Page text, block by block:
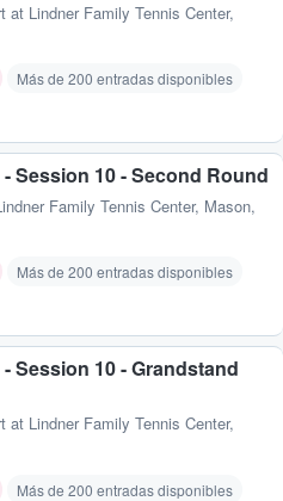
at Lindner Family Tennis Center,
Más de 200 entradas disponibles
Session 10 - Second Round
Family Tennis Center, Mason,
Más de 200 entradas disponibles
Session 10 - Grandstand
at Lindner Family Tennis Center,
Más de 200 entradas disponibles